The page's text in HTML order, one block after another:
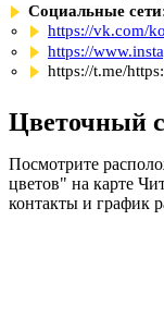
Социальные
https://vk.com/
https://
https://t.me/
Цветочный
Посмотрите
цветов" на карте
контакты и график